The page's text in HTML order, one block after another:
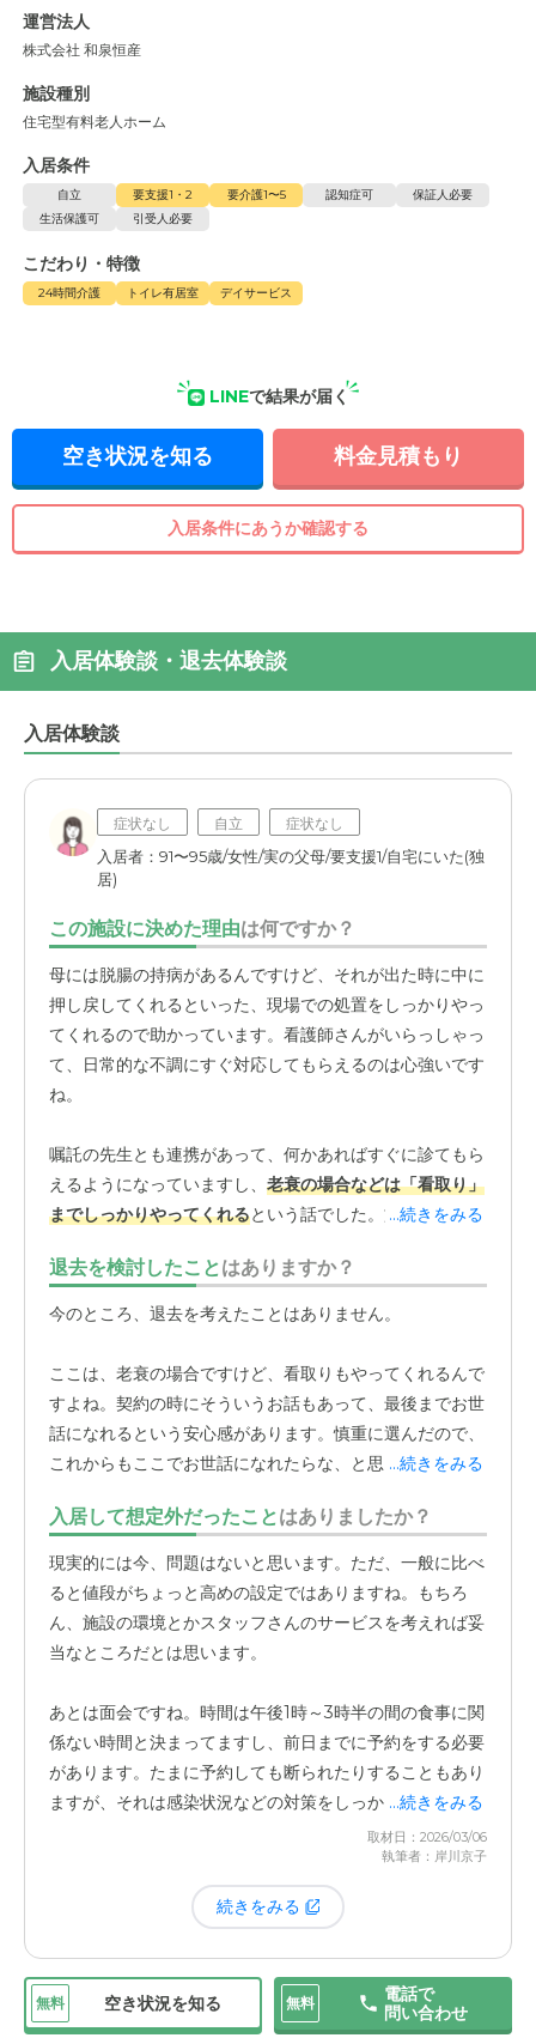
運営法人
株式会社 和泉恒産
施設種別
住宅型有料老人ホーム
入居条件
自立 要支援1・2 要介護1〜5 認知症可
保証人必要
生活保護可
引受人必要
こだわり・特徴
24時間介護 トイレ有居室 デイサービス
LINEで結果が届く
空き状況を知る 料金見積もり
入居条件にあうか確認する
入居体験談・退去体験談
入居体験談
症状なし 自立 症状なし
入居者：91〜95歳/女性/実の父母/要支援1/自宅にいた(独
居)
この施設に決めた理由は何ですか？
母には脱腸の持病があるんですけど、それが出た時に中に
押し戻してくれるといった、現場での処置をしっかりやっ
てくれるので助かっています。看護師さんがいらっしゃっ
て、日常的な不調にすぐ対応してもらえるのは心強いです
ね。
嘱託の先生とも連携があって、何かあればすぐに診てもら
えるようになっていますし、 老衰の場合などは「看取り」
までしっかりやってくれるという話でした。施設で最後ま
助かっています。面会は13時から15時半までで前日予約も
必要ですが、感染対策などをしっかりやってくれているか
外出についても、あらかじめ伝えておけば、正月に自宅へ
連れてくることもできますし、自由にできます。病院の付
き添いなんかも含めて、こちらの都合に合わせて柔軟に協
からなかったのは、やっぱり大きかったですね。月々の費
ど。
ただ、建物の新しさや、 お風呂から富士山が見えるといっ
た環境もありますし、スタッフさんのサービスもしっかり
は妥当なところだと思っています。
...続きをみる
退去を検討したことはありますか？
今のところ、退去を考えたことはありません。
ここは、老衰の場合ですけど、看取りもやってくれるんで
すよね。契約の時にそういうお話もあって、最後までお世
話になれるという安心感があります。慎重に選んだので、
これからもここでお世話になれたらな、と思っています。
...続きをみる
入居して想定外だったことはありましたか？
現実的には今、問題はないと思います。ただ、一般に比べ
ると値段がちょっと高めの設定ではありますね。もちろ
ん、施設の環境とかスタッフさんのサービスを考えれば妥
当なところだとは思います。
あとは面会ですね。時間は午後1時～3時半の間の食事に関
係ない時間と決まってますし、前日までに予約をする必要
があります。たまに予約しても断られたりすることもあり
ますが、それは感染状況などの対策をしっかりやってくれ
ているからこそ、安心できる部分でもあります。
...続きをみる
取材日：2026/03/06
執筆者：岸川京子
続きをみる
無料 空き状況を知る 無料
電話で
問い合わせ